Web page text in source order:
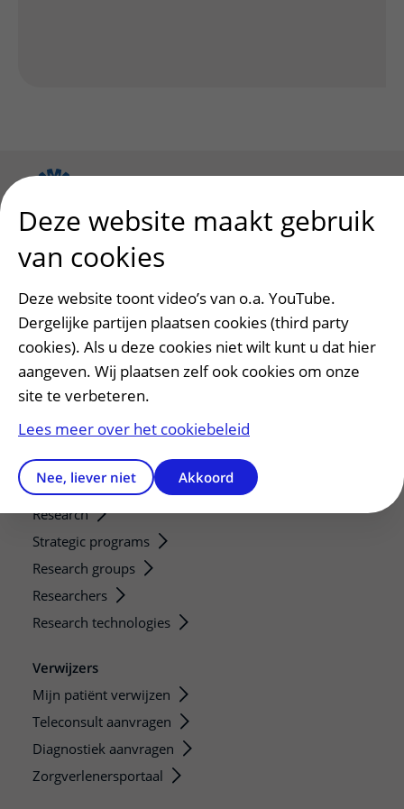
Patiënt en bezoek
Afspraak maken of wijzigen
Wijzigen patiëntgegevens
Opvragen kopie dossier
Bezoektijden
Onderwijs en onderzoek
Onze opleidingen
De Nieuwe Utrechtse School
Stage en opleidingsplaatsen
Research
Strategic programs
Research groups
Researchers
Research technologies
Verwijzers
Mijn patiënt verwijzen
Teleconsult aanvragen
Diagnostiek aanvragen
Zorgverlenersportaal
Deze website maakt gebruik
van cookies
Deze website toont video’s van o.a. YouTube.
Dergelijke partijen plaatsen cookies (third party
cookies). Als u deze cookies niet wilt kunt u dat hier
aangeven. Wij plaatsen zelf ook cookies om onze
site te verbeteren.
Lees meer over het cookiebeleid
Nee, liever niet Akkoord